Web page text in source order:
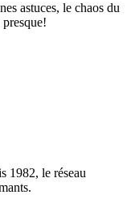
astuces, le chaos du
1982, le réseau